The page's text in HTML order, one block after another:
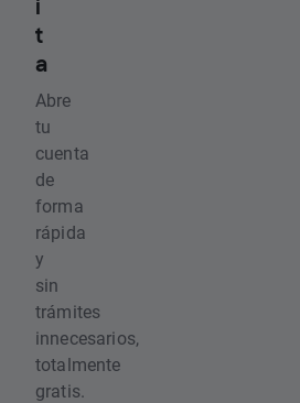
i
t
a
Abre
tu
cuenta
de
forma
rápida
y
sin
trámites
innecesarios,
totalmente
gratis.